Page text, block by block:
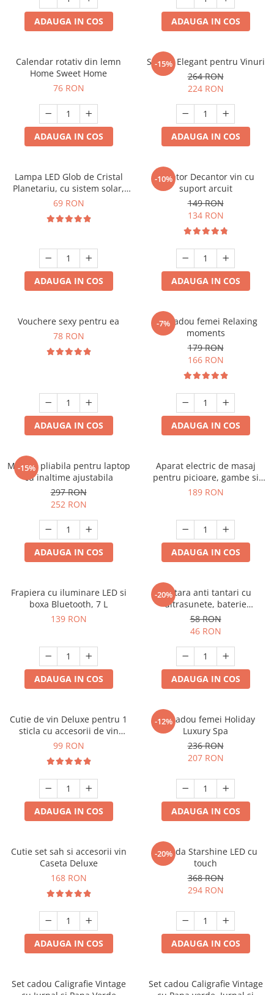
ADAUGA IN COS ADAUGA IN COS
Calendar rotativ din lemn
Home Sweet Home
76 RON
ADAUGA IN COS
-15%
Suport Elegant pentru Vinuri
264 RON
224 RON
ADAUGA IN COS
Lampa LED Glob de Cristal
Planetariu, cu sistem solar,
cadou captivant
69 RON
ADAUGA IN COS
-10%
Aerator Decantor vin cu
suport arcuit
149 RON
134 RON
ADAUGA IN COS
Vouchere sexy pentru ea
78 RON
ADAUGA IN COS
-7%
Set cadou femei Relaxing
moments
179 RON
166 RON
ADAUGA IN COS
-15%
Masuta pliabila pentru laptop
cu inaltime ajustabila
297 RON
252 RON
ADAUGA IN COS
Aparat electric de masaj
pentru picioare, gambe si
brate
189 RON
ADAUGA IN COS
Frapiera cu iluminare LED si
boxa Bluetooth, 7 L
139 RON
ADAUGA IN COS
-20%
Bratara anti tantari cu
ultrasunete, baterie
reincarcabila 90mAh
58 RON
46 RON
ADAUGA IN COS
Cutie de vin Deluxe pentru 1
sticla cu accesorii de vin
incluse piele ecologica de
99 RON
ADAUGA IN COS
-12%
Set cadou femei Holiday
Luxury Spa
236 RON
207 RON
ADAUGA IN COS
Cutie set sah si accesorii vin
Caseta Deluxe
168 RON
ADAUGA IN COS
-20%
Oglinda Starshine LED cu
touch
368 RON
294 RON
ADAUGA IN COS
Set cadou Caligrafie Vintage
Set cadou Caligrafie Vintage